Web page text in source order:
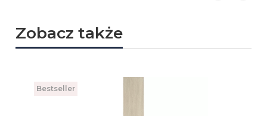
Zobacz także
Bestseller